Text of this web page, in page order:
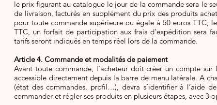
le prix figurant au catalogue le jour de la commande sera le
de livraison, facturés en supplément du prix des produits
pour toute commande supérieure ou égale à 50 euros TTC,
TTC, un forfait de participation aux frais d’expédition sera
tarifs seront indiqués en temps réel lors de la commande.
Article 4. Commande et modalités de paiement
Avant toute commande, l’acheteur doit créer un compte
accessible directement depuis la barre de menu latérale. A
(état des commandes, profil…), devra s’identifier à l’aide
commander et régler ses produits en plusieurs étapes, avec 3